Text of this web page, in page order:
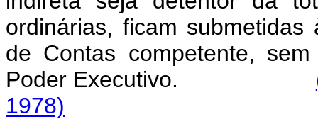
ordinárias, ficam
de Contas competente,
Poder Executivo.
1978)